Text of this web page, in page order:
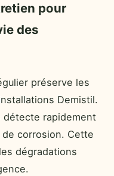
pour
des
préserve les
Demistil.
détecte rapidement
de corrosion. Cette
dégradations